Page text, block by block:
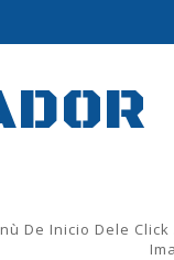
De Inicio Dele Click